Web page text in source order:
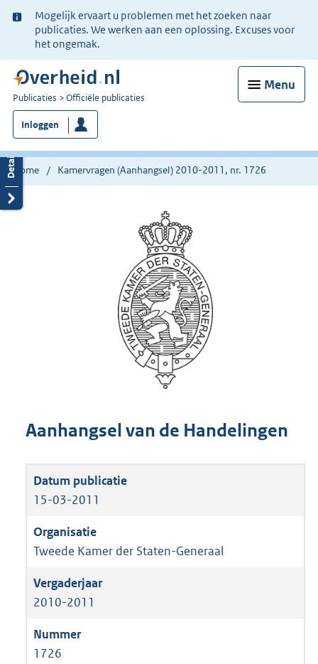
Ter
informatie:
Mogelijk ervaart u problemen met het zoeken naar
publicaties. We werken aan een oplossing. Excuses voor
het ongemak.
Menu
U
bent
nu
hier:
Publicaties Officiële publicaties
Inloggen
Home Kamervragen (Aanhangsel) 2010-2011, nr. 1726
Aanhangsel van de Handelingen
15-03-2011
Tweede Kamer der Staten-Generaal
2010-2011
1726